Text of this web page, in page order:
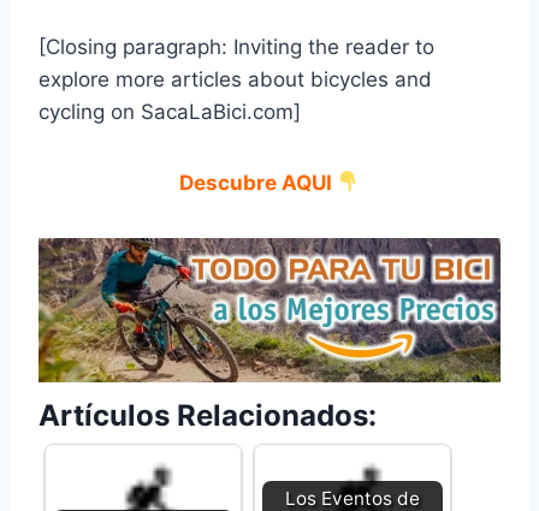
[Closing paragraph: Inviting the reader to
explore more articles about bicycles and
cycling on SacaLaBici.com]
Descubre AQUI
Artículos Relacionados:
Los Eventos de